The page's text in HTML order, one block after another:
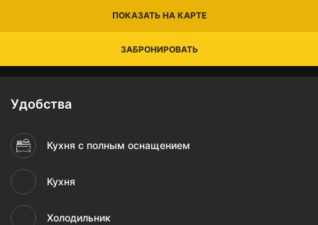
ПОКАЗАТЬ НА КАРТЕ
ЗАБРОНИРОВАТЬ
Удобства
Кухня с полным оснащением
Кухня
Холодильник